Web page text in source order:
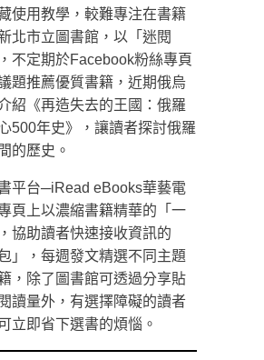
使用教學，較難專注在書籍
北市立圖書館，以「迷閱
不定期於Facebook粉絲專頁
題推薦優質書籍，近期俄烏
紹《再造失去的王國：俄羅
500年史》，讓讀者探討俄羅
的歷史。
平台─iRead eBooks華藝電
頁上以濃縮書籍精華的「一
協助讀者快速接收資訊的
」，每週發文精選不同主題
，除了圖書館可透過分享貼
讀量外，有選擇障礙的讀者
立即省下選書的煩惱。